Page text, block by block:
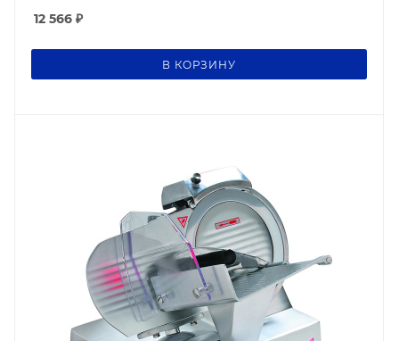
12 566 ₽
В КОРЗИНУ